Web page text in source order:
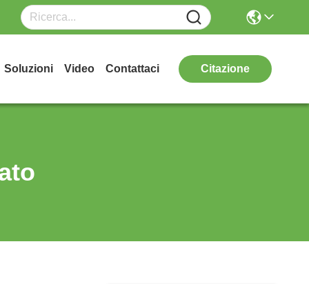
Soluzioni Video Contattaci Citazione